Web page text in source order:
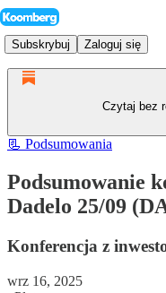
Subskrybuj Zaloguj się
Czytaj bez
📃 Podsumowania
Podsumowanie
Dadelo 25/09
Konferencja z
wrz 16, 2025